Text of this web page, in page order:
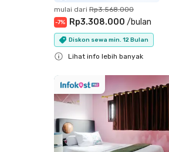
mulai dari Rp3.568.000
-7% Rp3.308.000 /bulan
Diskon sewa min. 12 Bulan
Lihat info lebih banyak